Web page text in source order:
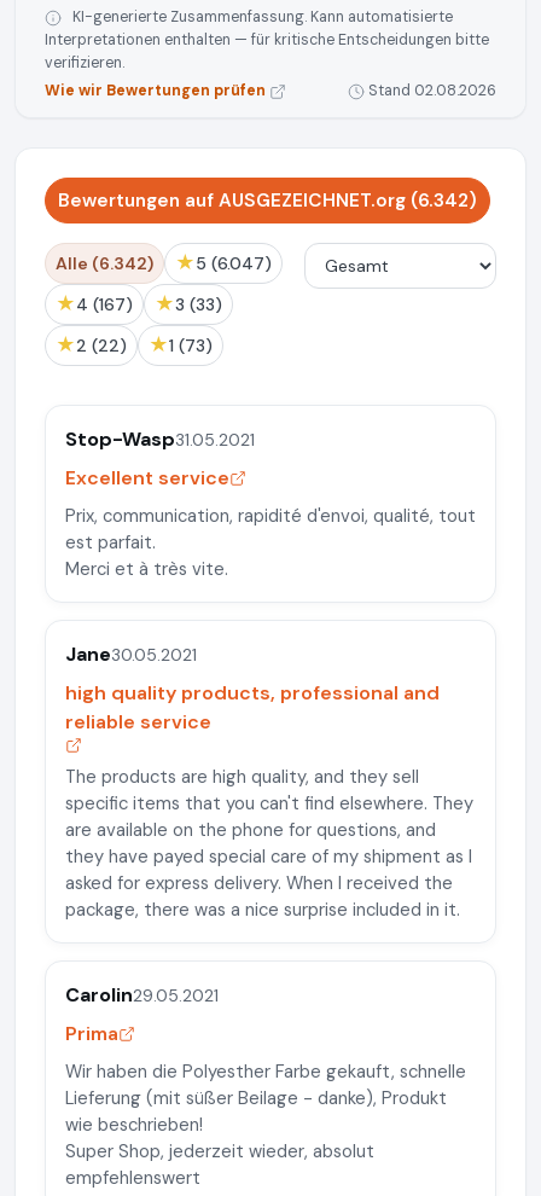
KI-generierte Zusammenfassung. Kann automatisierte
Interpretationen enthalten — für kritische Entscheidungen bitte
verifizieren.
Wie wir Bewertungen prüfen
Stand 02.08.2026
Bewertungen auf AUSGEZEICHNET.org (6.342)
Alle (6.342) ★ 5 (6.047)
★ 4 (167) ★ 3 (33)
★ 2 (22) ★ 1 (73)
Stop-Wasp31.05.2021
Excellent service
Prix, communication, rapidité d'envoi, qualité, tout
est parfait.
Merci et à très vite.
Jane30.05.2021
high quality products, professional and
reliable service
The products are high quality, and they sell
specific items that you can't find elsewhere. They
are available on the phone for questions, and
they have payed special care of my shipment as I
asked for express delivery. When I received the
package, there was a nice surprise included in it.
Carolin29.05.2021
Prima
Wir haben die Polyesther Farbe gekauft, schnelle
Lieferung (mit süßer Beilage - danke), Produkt
wie beschrieben!
Super Shop, jederzeit wieder, absolut
empfehlenswert